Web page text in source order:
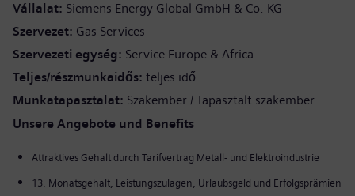
Vállalat Siemens Energy Global GmbH & Co. KG
Szervezet Gas Services
Szervezeti egység Service Europe & Africa
Teljes/részmunkaidős teljes idő
Munkatapasztalat Szakember / Tapasztalt szakember
Unsere Angebote und Benefits
Attraktives Gehalt durch Tarifvertrag Metall- und Elektroindustrie
13. Monatsgehalt, Leistungszulagen, Urlaubsgeld und Erfolgsprämien